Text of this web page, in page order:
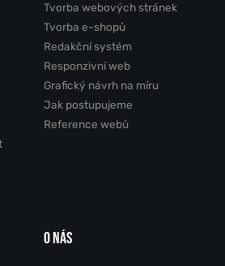
Tvorba webových stránek
Tvorba e-shopů
Redakční systém
Responzivní web
Grafický návrh na míru
Jak postupujeme
Reference webů
O NÁS